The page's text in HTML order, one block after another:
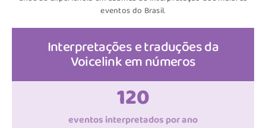
eventos do Brasil.
Interpretações e traduções da
Voicelink em números
eventos interpretados por ano
120